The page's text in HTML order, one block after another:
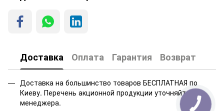
Доставка Оплата Гарантия Возврат
Доставка на большинство товаров БЕСПЛАТНАЯ по
Киеву. Перечень акционной продукции уточняйте у
менеджера.